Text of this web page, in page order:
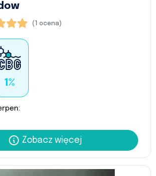
(1 ocena)
1%
Zobacz więcej